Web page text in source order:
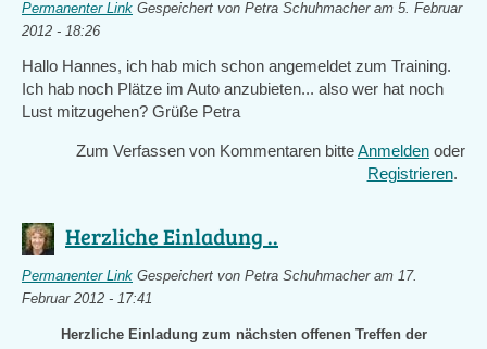
Permanenter Link Gespeichert von Petra Schuhmacheram 5. Februar
2012 - 18:26
Hallo Hannes, ich hab mich schon angemeldet zum Training.
Ich hab noch Plätze im Auto anzubieten... also wer hat noch
Lust mitzugehen? Grüße Petra
Zum Verfassen von Kommentaren bitteAnmelden oder
Registrieren.
Herzliche Einladung ..
Permanenter Link Gespeichert von Petra Schuhmacheram 17.
Februar 2012 - 17:41
Herzliche Einladung zum nächsten offenen Treffen der